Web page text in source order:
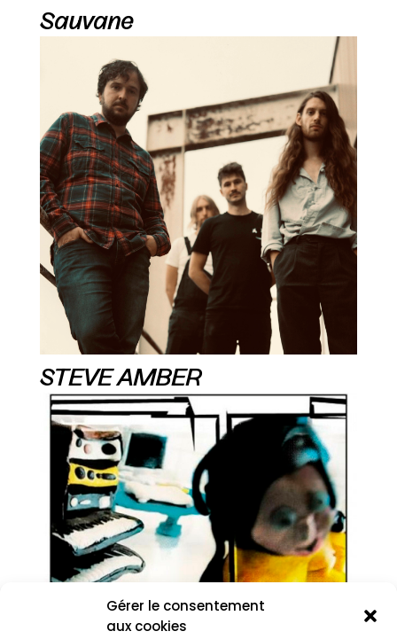
Gérer le consentement
aux cookies
Sauvane
STEVE AMBER